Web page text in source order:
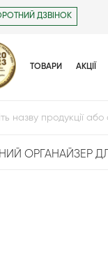
ДЗВІНОК
ТОВАРИ АКЦІЇ
ОРГАНАЙЗЕР